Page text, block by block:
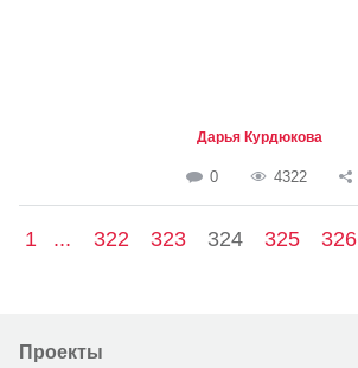
Дарья Курдюкова
0 4322
1 ... 322 323 324 325 326
Проекты